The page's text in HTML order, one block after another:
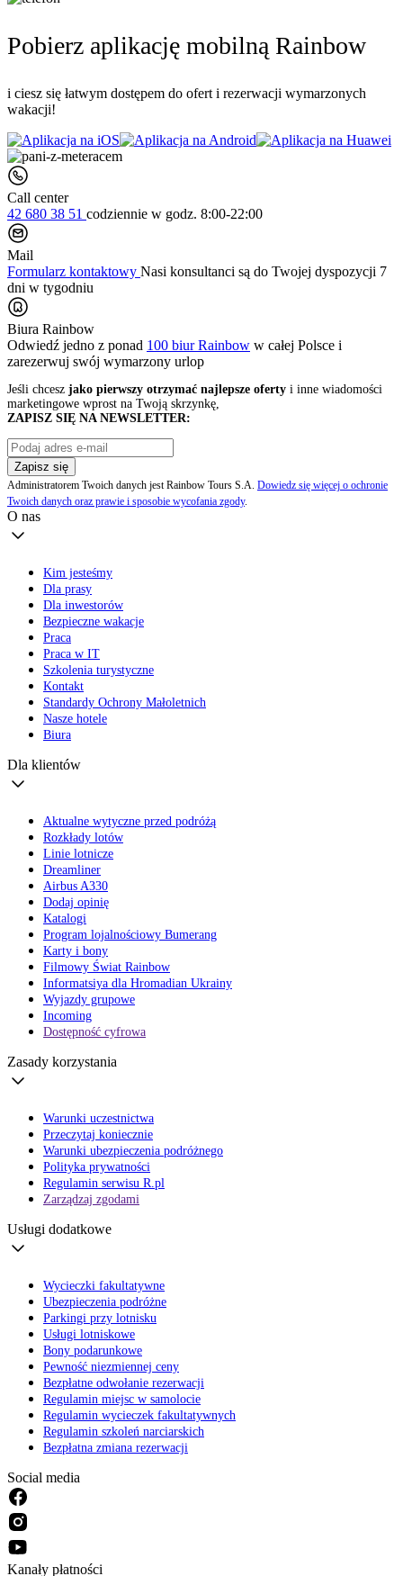
Pobierz aplikację mobilną Rainbow
i ciesz się łatwym dostępem do ofert i rezerwacji wymarzonych
wakacji!
Call center
42 680 38 51 codziennie w godz. 8:00-22:00
Mail
Formularz kontaktowy Nasi konsultanci są do Twojej dyspozycji 7
dni w tygodniu
Biura Rainbow
Odwiedź jedno z ponad 100 biur Rainbow w całej Polsce i
zarezerwuj swój wymarzony urlop
Jeśli chcesz jako pierwszy otrzymać najlepsze oferty i inne wiadomości
marketingowe wprost na Twoją skrzynkę,
ZAPISZ SIĘ NA NEWSLETTER:
Zapisz się
Administratorem Twoich danych jest Rainbow Tours S.A. Dowiedz się więcej o ochronie
Twoich danych oraz prawie i sposobie wycofania zgody.
O nas
Kim jesteśmy
Dla prasy
Dla inwestorów
Bezpieczne wakacje
Praca
Praca w IT
Szkolenia turystyczne
Kontakt
Standardy Ochrony Małoletnich
Nasze hotele
Biura
Dla klientów
Aktualne wytyczne przed podróżą
Rozkłady lotów
Linie lotnicze
Dreamliner
Airbus A330
Dodaj opinię
Katalogi
Program lojalnościowy Bumerang
Karty i bony
Filmowy Świat Rainbow
Informatsiya dla Hromadian Ukrainy
Wyjazdy grupowe
Incoming
Dostępność cyfrowa
Zasady korzystania
Warunki uczestnictwa
Przeczytaj koniecznie
Warunki ubezpieczenia podróżnego
Polityka prywatności
Regulamin serwisu R.pl
Zarządzaj zgodami
Usługi dodatkowe
Wycieczki fakultatywne
Ubezpieczenia podróżne
Parkingi przy lotnisku
Usługi lotniskowe
Bony podarunkowe
Pewność niezmiennej ceny
Bezpłatne odwołanie rezerwacji
Regulamin miejsc w samolocie
Regulamin wycieczek fakultatywnych
Regulamin szkoleń narciarskich
Bezpłatna zmiana rezerwacji
Social media
Kanały płatności